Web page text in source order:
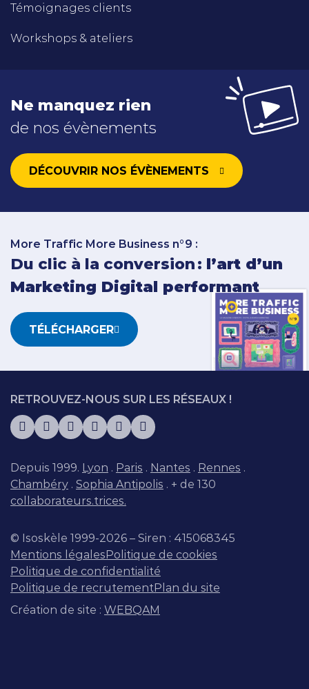
Témoignages clients
Workshops & ateliers
Ne manquez rien
de nos évènements
DÉCOUVRIR NOS ÉVÈNEMENTS
More Traffic More Business n°9 :
Du clic à la conversion : l’art d’un
Marketing Digital performant
TÉLÉCHARGER
RETROUVEZ-NOUS SUR LES RÉSEAUX !
Depuis 1999. Lyon . Paris . Nantes . Rennes .
Chambéry . Sophia Antipolis . + de 130
collaborateurs.trices.
© Isoskèle 1999-2026 – Siren : 415068345
Mentions légalesPolitique de cookies
Politique de confidentialité
Politique de recrutementPlan du site
Création de site : WEBQAM